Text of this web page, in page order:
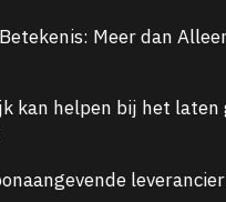
Meer dan
kan helpen bij het laten